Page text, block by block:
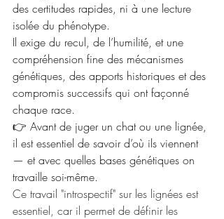
des certitudes rapides, ni à une lecture
isolée du phénotype.
Il exige du recul, de l’humilité, et une
compréhension fine des mécanismes
génétiques, des apports historiques et des
compromis successifs qui ont façonné
chaque race.
👉 Avant de juger un chat ou une lignée,
il est essentiel de savoir d’où ils viennent
— et avec quelles bases génétiques on
travaille soi-même.
Ce travail "introspectif" sur les lignées est
essentiel, car il permet de définir les